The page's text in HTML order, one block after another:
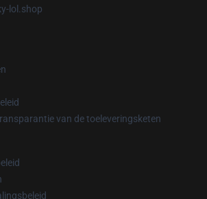
lol.shop
van de toeleveringsketen